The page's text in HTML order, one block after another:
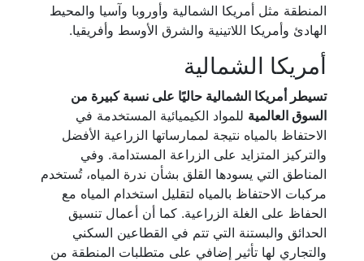
المنطقة مثل أمريكا الشمالية وأوروبا وآسيا والمحيط
الهادئ وأمريكا اللاتينية والشرق الأوسط وأفريقيا.
أمريكا الشمالية
تسيطر أمريكا الشمالية حاليًا على نسبة كبيرة من
السوق العالمية للمواد الكيميائية المستخدمة في
الاحتفاظ بالمياه نتيجة لممارساتها الزراعية الأفضل
والتركيز المتزايد على الزراعة المستدامة. وفي
المناطق التي يسودها القلق بشأن ندرة المياه، تُستخدم
مركبات الاحتفاظ بالمياه لتقليل استخدام المياه مع
الحفاظ على الغلة الزراعية. كما أن أعمال تنسيق
الحدائق والبستنة التي تتم في القطاعين السكني
والتجاري لها تأثير إضافي على متطلبات المنطقة من